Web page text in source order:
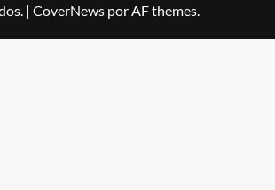
| CoverNews por AF themes.